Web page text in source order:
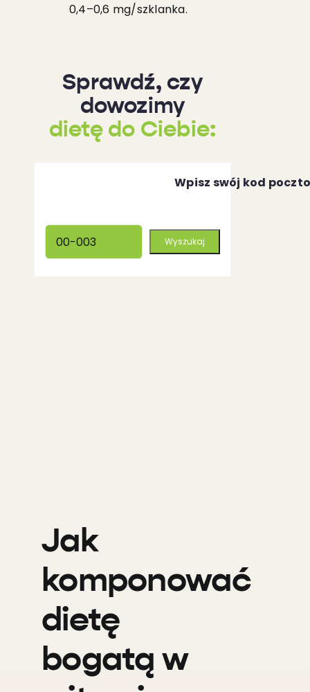
0,4–0,6 mg/szklanka.
Sprawdź, czy
dowozimy
dietę do Ciebie:
Wpisz swój kod
Jak
komponować
dietę
bogatą w